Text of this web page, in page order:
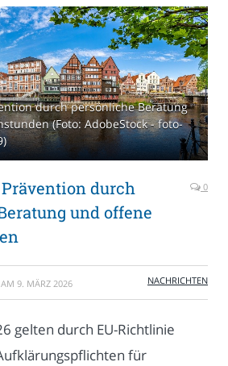
durch persönliche Beratung
(Foto: AdobeStock - foto-
durch
und offene
0
AM 9. MÄRZ 2026 NACHRICHTEN
gelten durch EU-Richtlinie
für